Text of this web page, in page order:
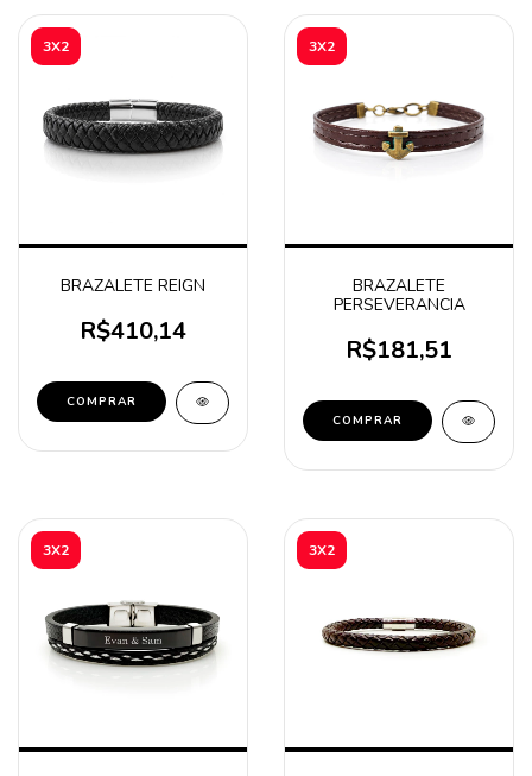
3X2
BRAZALETE REIGN
R$410,14
COMPRAR
3X2
BRAZALETE
PERSEVERANCIA
R$181,51
COMPRAR
3X2 3X2